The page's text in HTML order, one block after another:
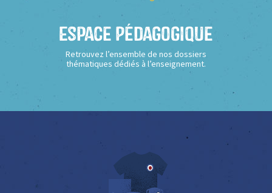
Espace Pédagogique
Retrouvez l’ensemble de nos dossiers
thématiques dédiés à l’enseignement.